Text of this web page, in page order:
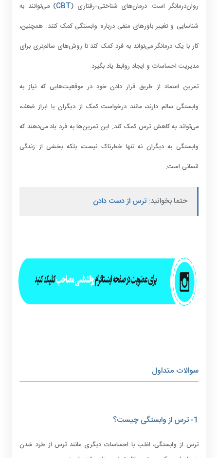
روان‌درمانگر است. درمان‌های شناختی-رفتاری (CBT) می‌توانند به
شناسایی و تغییر باورهای منفی درباره وابستگی کمک کنند. همچنین،
کار با یک درمانگر می‌تواند به فرد کمک کند تا روش‌های سالم‌تری برای
مدیریت احساسات و ایجاد روابط یاد بگیرد.
تمرین اعتماد از طریق قرار دادن خود در موقعیت‌هایی که نیاز به
وابستگی سالم دارند، مانند درخواست کمک از دیگران یا ابراز ضعف،
می‌تواند به کاهش ترس کمک کند. این تمرین‌ها به فرد یاد می‌دهند که
وابستگی به دیگران نه تنها خطرناک نیست، بلکه بخشی از زندگی
انسانی است.
حتما بخوانید: ترس از دست دادن
سوالات متداول
1- ترس از وابستگی چیست؟
ترس از وابستگی، اغلب با احساسات دیگری مانند ترس از طرد شدن